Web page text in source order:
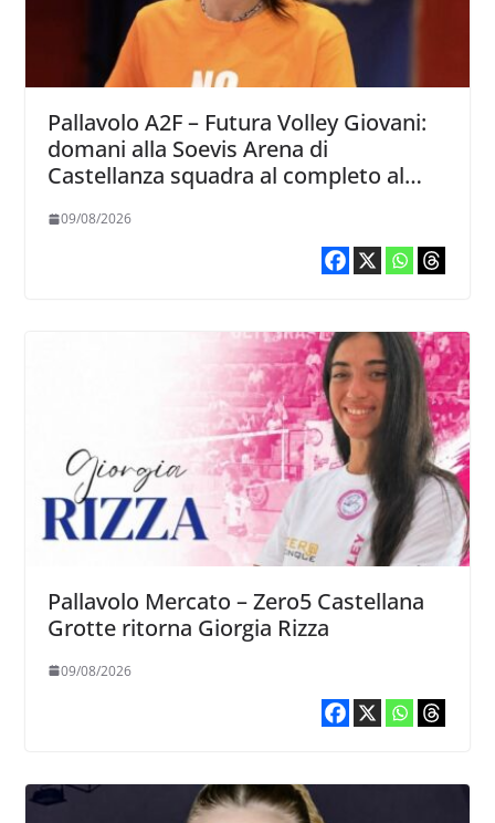
Pallavolo A2F – Futura Volley Giovani:
domani alla Soevis Arena di
Castellanza squadra al completo al
09/08/2026
Pallavolo Mercato – Zero5 Castellana
Grotte ritorna Giorgia Rizza
09/08/2026